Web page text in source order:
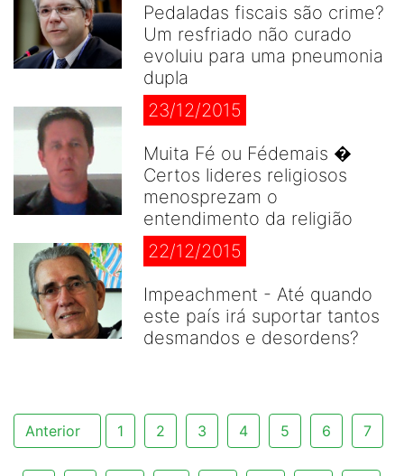
Pedaladas fiscais são crime?
Um resfriado não curado
evoluiu para uma pneumonia
dupla
23/12/2015
Muita Fé ou Fédemais �
Certos lideres religiosos
menosprezam o
entendimento da religião
22/12/2015
Impeachment - Até quando
este país irá suportar tantos
desmandos e desordens?
Anterior 1 2 3 4 5 6 7